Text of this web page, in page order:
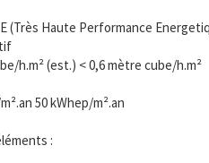
(Très Haute Performance
h.m² (est.) < 0,6 mètre cube/h.m²
50 kWhep/m².an
: